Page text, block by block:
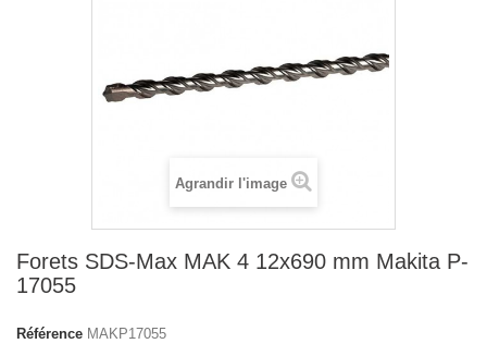
Agrandir l'image
Forets SDS-Max MAK 4 12x690 mm Makita P-
17055
Référence MAKP17055